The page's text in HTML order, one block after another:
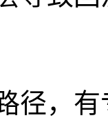
径，